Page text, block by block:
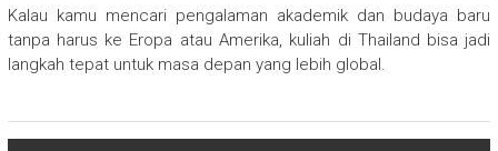
Kalau kamu mencari pengalaman akademik dan budaya baru
tanpa harus ke Eropa atau Amerika, kuliah di Thailand bisa jadi
langkah tepat untuk masa depan yang lebih global.